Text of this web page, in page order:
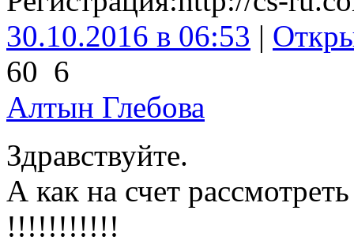
30.10.2016 в 06:53 |
60 6
Алтын Глебова
Здравствуйте.
А как на счет
!!!!!!!!!!!